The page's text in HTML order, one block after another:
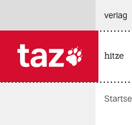
verlag
hitze